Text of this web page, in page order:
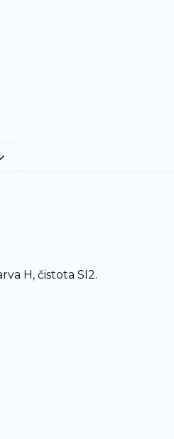
H, čistota SI2.